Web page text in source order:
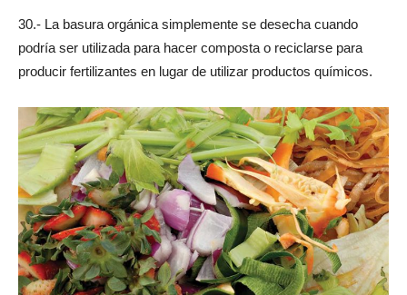
30.- La basura orgánica simplemente se desecha cuando
podría ser utilizada para hacer composta o reciclarse para
producir fertilizantes en lugar de utilizar productos químicos.